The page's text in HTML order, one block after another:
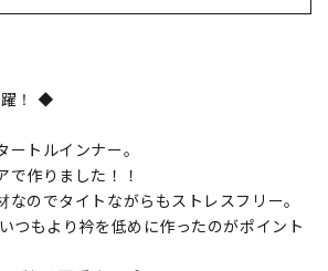
躍！ ◆
ートルインナー。
で作りました！！
なのでタイトながらもストレスフリー。
つもより衿を低めに作ったのがポイント